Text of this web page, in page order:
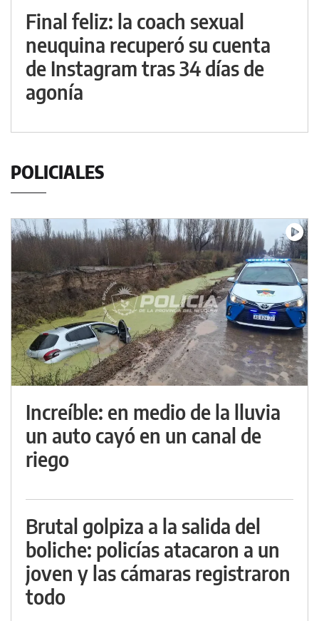
Final feliz: la coach sexual
neuquina recuperó su cuenta
de Instagram tras 34 días de
agonía
POLICIALES
Increíble: en medio de la lluvia
un auto cayó en un canal de
riego
Brutal golpiza a la salida del
boliche: policías atacaron a un
joven y las cámaras registraron
todo